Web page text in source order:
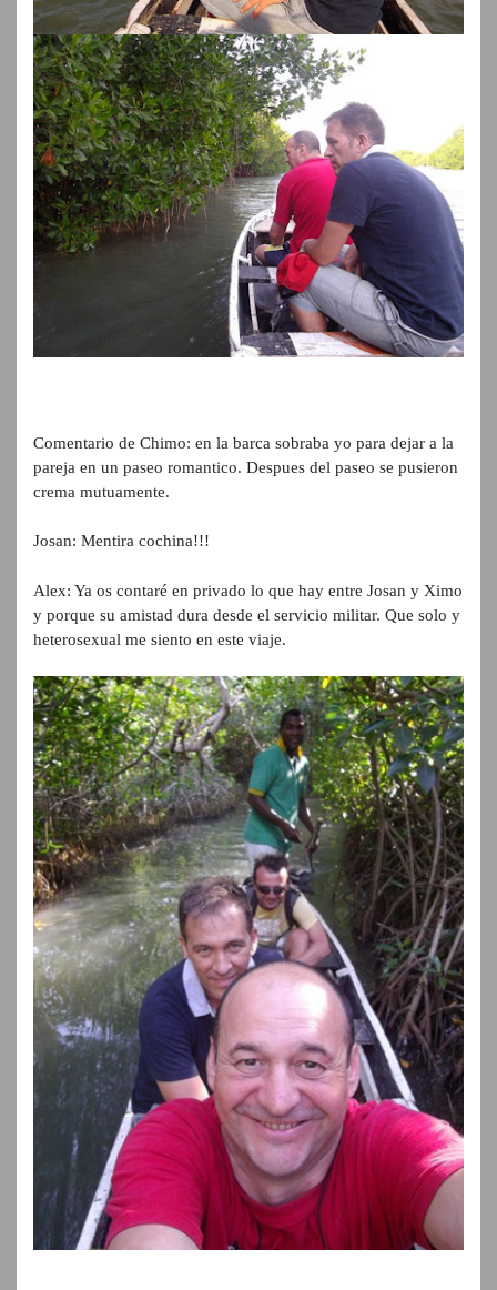
Comentario de Chimo: en la barca sobraba yo para dejar a la
pareja en un paseo romantico. Despues del paseo se pusieron
crema mutuamente.
Josan: Mentira cochina!!!
Alex: Ya os contaré en privado lo que hay entre Josan y Ximo
y porque su amistad dura desde el servicio militar. Que solo y
heterosexual me siento en este viaje.